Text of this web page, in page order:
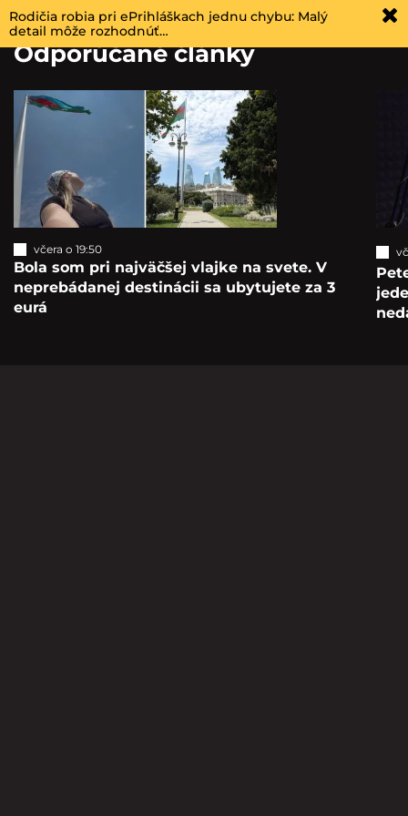
Rodičia robia pri ePrihláškach jednu chybu: Malý
detail môže rozhodnúť…
Odporúčané články
včera o 19:50
Bola som pri najväčšej vlajke na svete. V
neprebádanej destinácii sa ubytujete za 3
eurá